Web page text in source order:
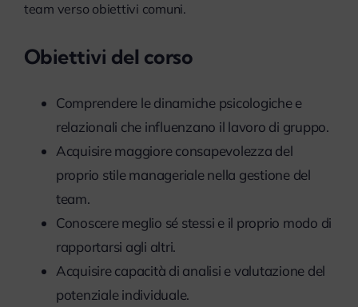
team verso obiettivi comuni.
Obiettivi del corso
Comprendere le dinamiche psicologiche e
relazionali che influenzano il lavoro di gruppo.
Acquisire maggiore consapevolezza del
proprio stile manageriale nella gestione del
team.
Conoscere meglio sé stessi e il proprio modo di
rapportarsi agli altri.
Acquisire capacità di analisi e valutazione del
potenziale individuale.